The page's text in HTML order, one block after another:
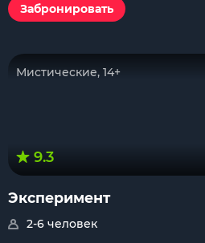
Забронировать
Мистические, 14+
9.3
Эксперимент
2-6 человек